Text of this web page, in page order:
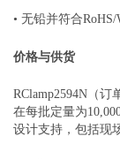
• 无铅并符合
价格与供货
RClamp2594N（订
在每批定量为
设计支持，包括现